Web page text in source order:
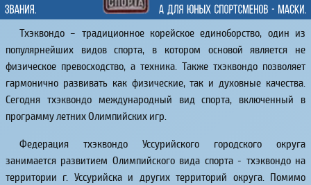
Тхэквондо – традиционное корейское единоборство, один из
популярнейших видов спорта, в котором основой является не
физическое превосходство, а техника. Также тхэквондо позволяет
гармонично развивать как физические, так и духовные качества.
Сегодня тхэквондо международный вид спорта, включенный в
программу летних Олимпийских игр.
Федерация тхэквондо Уссурийского городского округа
занимается развитием Олимпийского вида спорта - тхэквондо на
территории г. Уссурийска и других территорий округа. Помимо